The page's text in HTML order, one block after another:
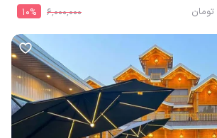
۶٬۰۰۰٬۰۰۰ 10% تومان